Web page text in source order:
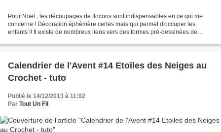
Pour Noël , les découpages de flocons sont indispensables en ce qui me
concerne ! Décoration éphémère certes mais qui permet d'occuper les
enfants !! Il existe de nombreux liens vers des formes pré-dessinées de
Calendrier de l'Avent #14 Etoiles des Neiges au
Crochet - tuto
Publié le 14/12/2013 à 11:02
Par Tout Un Fil